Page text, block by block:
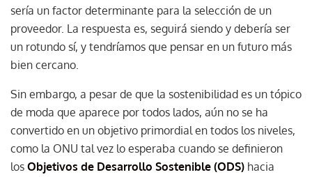
sería un factor determinante para la selección de un
proveedor. La respuesta es, seguirá siendo y debería ser
un rotundo sí, y tendríamos que pensar en un futuro más
bien cercano.
Sin embargo, a pesar de que la sostenibilidad es un tópico
de moda que aparece por todos lados, aún no se ha
convertido en un objetivo primordial en todos los niveles,
como la ONU tal vez lo esperaba cuando se definieron
los Objetivos de Desarrollo Sostenible (ODS) hacia